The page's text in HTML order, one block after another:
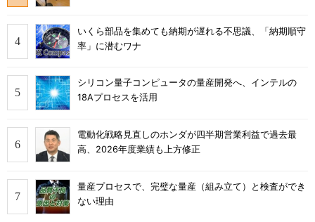
いくら部品を集めても納期が遅れる不思議、「納期順守
率」に潜むワナ
シリコン量子コンピュータの量産開発へ、インテルの
18Aプロセスを活用
電動化戦略見直しのホンダが四半期営業利益で過去最
高、2026年度業績も上方修正
量産プロセスで、完璧な量産（組み立て）と検査ができ
ない理由